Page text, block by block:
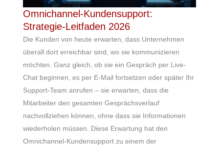
Omnichannel-Kundensupport:
Strategie-Leitfaden 2026
Die Kunden von heute erwarten, dass Unternehmen
überall dort erreichbar sind, wo sie kommunizieren
möchten. Ganz gleich, ob sie ein Gespräch per Live-
Chat beginnen, es per E-Mail fortsetzen oder später Ihr
Support-Team anrufen – sie erwarten, dass die
Mitarbeiter den gesamten Gesprächsverlauf
nachvollziehen können, ohne dass sie Informationen
wiederholen müssen. Diese Erwartung hat den
Omnichannel-Kundensupport zu einem der